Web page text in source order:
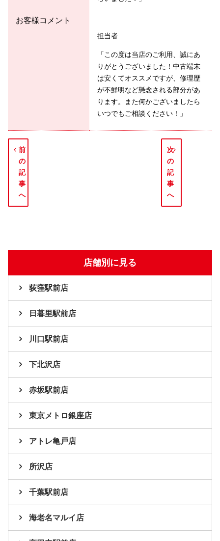
お客様コメント
担当者
「この度は当店のご利用、誠にあ
りがとうございました！中古端末
は安くてオススメですが、修理歴
が不鮮明など懸念される部分があ
ります。また何かございましたら
いつでもご相談ください！」
前
の
記
事
へ
次
の
記
事
へ
店舗別に見る
荻窪駅前店
日暮里駅前店
川口駅前店
下北沢店
赤坂駅前店
東京メトロ銀座店
アトレ亀戸店
所沢店
千葉駅前店
海老名マルイ店